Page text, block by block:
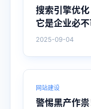
搜索引擎优
它是企业必不
2025-09-04
网站建设
警惕黑产作